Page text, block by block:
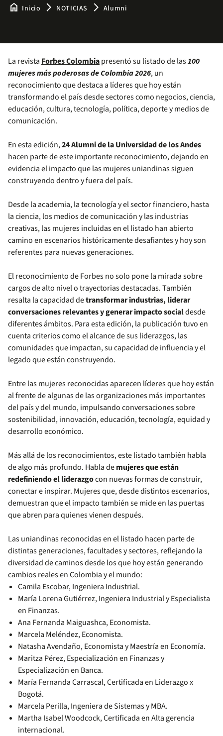
home Inicio arrow_forward_ios NOTICIAS arrow_forward_ios Alumni
La revista Forbes Colombiapresentó su listado de las100
mujeres más poderosas de Colombia 2026, un
reconocimiento que destaca a líderes que hoy están
transformando el país desde sectores como negocios, ciencia,
educación, cultura, tecnología, política, deporte y medios de
comunicación.
En esta edición,24 Alumni de la Universidad de los Andes
hacen parte de este importante reconocimiento, dejando en
evidencia el impacto que las mujeres uniandinas siguen
construyendo dentro y fuera del país.
Desde la academia, la tecnología y el sector financiero, hasta
la ciencia, los medios de comunicación y las industrias
creativas, las mujeres incluidas en el listado han abierto
camino en escenarios históricamente desafiantes y hoy son
referentes para nuevas generaciones.
El reconocimiento de Forbes no solo pone la mirada sobre
cargos de alto nivel o trayectorias destacadas. También
resalta la capacidad detransformar industrias, liderar
conversaciones relevantes y generar impacto socialdesde
diferentes ámbitos. Para esta edición, la publicación tuvo en
cuenta criterios como el alcance de sus liderazgos, las
comunidades que impactan, su capacidad de influencia y el
legado que están construyendo.
Entre las mujeres reconocidas aparecen líderes que hoy están
al frente de algunas de las organizaciones más importantes
del país y del mundo, impulsando conversaciones sobre
sostenibilidad, innovación, educación, tecnología, equidad y
desarrollo económico.
Más allá de los reconocimientos, este listado también habla
de algo más profundo. Habla demujeres que están
redefiniendo el liderazgocon nuevas formas de construir,
conectar e inspirar. Mujeres que, desde distintos escenarios,
demuestran que el impacto también se mide en las puertas
que abren para quienes vienen después.
Las uniandinas reconocidas en el listado hacen parte de
distintas generaciones, facultades y sectores, reflejando la
diversidad de caminos desde los que hoy están generando
cambios reales en Colombia y el mundo:
Camila Escobar, Ingeniera Industrial.
María Lorena Gutiérrez, Ingeniera Industrial y Especialista
en Finanzas.
Ana Fernanda Maiguashca, Economista.
Marcela Meléndez, Economista.
Natasha Avendaño, Economista y Maestría en Economía.
Maritza Pérez, Especialización en Finanzas y
Especialización en Banca.
María Fernanda Carrascal, Certificada en Liderazgo x
Bogotá.
Marcela Perilla, Ingeniera de Sistemas y MBA.
Martha Isabel Woodcock, Certificada en Alta gerencia
internacional.